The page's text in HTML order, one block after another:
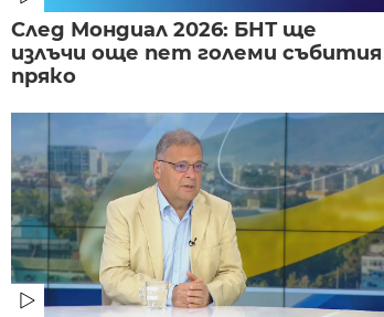
След Мондиал 2026: БНТ ще
излъчи още пет големи събития
пряко